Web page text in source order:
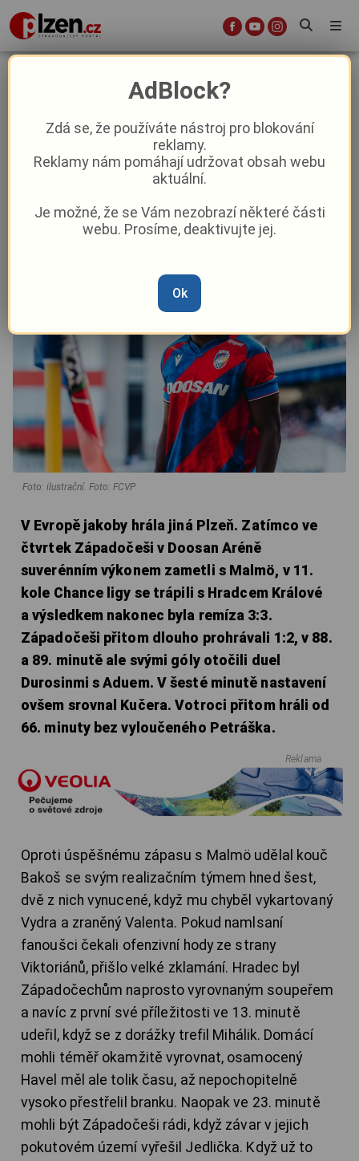
Liga není Evropa, Plzeň v bláznivém
zápase opět ztratila výhru v úplném
závěru
Sport Aktuálně
Marie Osvaldová –5. 10. 2025|15:29
Foto: ilustrační. Foto: FCVP
V Evropě jakoby hrála jiná Plzeň. Zatímco ve
čtvrtek Západočeši v Doosan Aréně
suverénním výkonem zametli s Malmö, v 11.
kole Chance ligy se trápili s Hradcem Králové
a výsledkem nakonec byla remíza 3:3.
Západočeši přitom dlouho prohrávali 1:2, v 88.
a 89. minutě ale svými góly otočili duel
Durosinmi s Aduem. V šesté minutě nastavení
ovšem srovnal Kučera. Votroci přitom hráli od
66. minuty bez vyloučeného Petráška.
Reklama
Oproti úspěšnému zápasu s Malmö udělal kouč
Bakoš se svým realizačním týmem hned šest,
dvě z nich vynucené, když mu chyběl vykartovaný
Vydra a zraněný Valenta. Pokud namlsaní
fanoušci čekali ofenzivní hody ze strany
Viktoriánů, přišlo velké zklamání. Hradec byl
Západočechům naprosto vyrovnaným soupeřem
a navíc z první své příležitosti ve 13. minutě
udeřil, když se z dorážky trefil Mihálik. Domácí
mohli téměř okamžitě vyrovnat, osamocený
Havel měl ale tolik času, až nepochopitelně
vysoko přestřelil branku. Naopak ve 23. minutě
mohli být Západočeši rádi, když závar v jejich
pokutovém území vyřešil Jedlička. Když už to
AdBlock?
Zdá se, že používáte nástroj pro blokování
reklamy.
Reklamy nám pomáhají udržovat obsah webu
aktuální.
Je možné, že se Vám nezobrazí některé části
webu. Prosíme, deaktivujte jej.
Ok